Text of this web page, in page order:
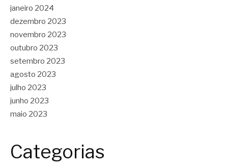
janeiro 2024
dezembro 2023
novembro 2023
outubro 2023
setembro 2023
agosto 2023
julho 2023
junho 2023
maio 2023
Categorias